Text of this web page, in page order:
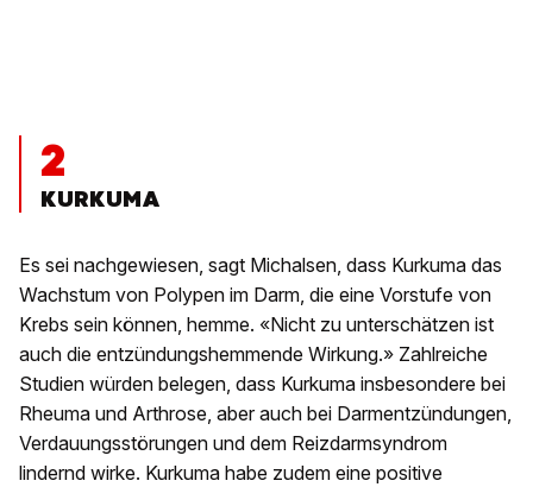
2
KURKUMA
Es sei nachgewiesen, sagt Michalsen, dass Kurkuma das
Wachstum von Polypen im Darm, die eine Vorstufe von
Krebs sein können, hemme. «Nicht zu unterschätzen ist
auch die entzündungshemmende Wirkung.» Zahlreiche
Studien würden belegen, dass Kurkuma insbesondere bei
Rheuma und Arthrose, aber auch bei Darmentzündungen,
Verdauungsstörungen und dem Reizdarmsyndrom
lindernd wirke. Kurkuma habe zudem eine positive